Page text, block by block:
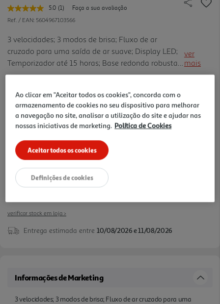
5.0 Leu
uma
Link
para
a
mesma
página.
(1)
Faça a sua avaliação
Ref. / EAN: 5604967103566
3 velocidades; 3 modos de brisa; Fluxo de ar
cruzado para uma saída de ar suave; Display LED;
Temporizador até 15 horas; Base redonda robusta,
difícil de derrubar; Altura: 90cm; Saída de ar: 45cm;
moto; Potência: 45W
ver
mais
69,99 €
Notas de preparação
verificar stock em loja >
Entrega estimada entre 10/08/2026 e 11/08/2026
Informações de Marketing
3 velocidades; 3 modos de brisa; Fluxo de ar cruzado para uma
Ao clicar em "Aceitar todos os cookies", concorda com o
armazenamento de cookies no seu dispositivo para melhorar
a navegação no site, analisar a utilização do site e ajudar nas
nossas iniciativas de marketing. Política de Cookies
Aceitar todos os cookies
Definições de cookies